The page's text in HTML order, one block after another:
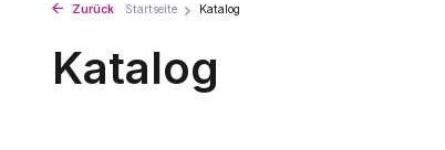
Zurück Startseite Katalog
Katalog